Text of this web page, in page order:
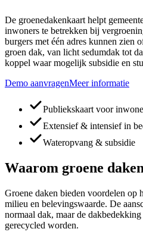
De groenedakenkaart helpt
inwoners te betrekken bij
burgers met één adres kunnen zien
groen dak, van licht sedumdak tot
koppel waar mogelijk subsidie en
Demo aanvragenMeer informatie
Publiekskaart voor
Extensief & intensief in
Wateropvang & subsidie
Waarom groene
Groene daken bieden voordelen op
milieu en belevingswaarde. De
normaal dak, maar de
gerecycled worden.